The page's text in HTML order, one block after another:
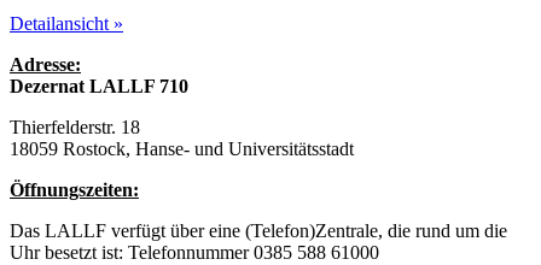
Detailansicht »
Adresse:
Dezernat LALLF 710
Thierfelderstr. 18
18059 Rostock, Hanse- und Universitätsstadt
Öffnungszeiten:
Das LALLF verfügt über eine (Telefon)Zentrale, die rund um die
Uhr besetzt ist: Telefonnummer 0385 588 61000